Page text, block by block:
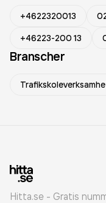
+4622320013
+46223-200 13
Branscher
Hitta.se - Gratis